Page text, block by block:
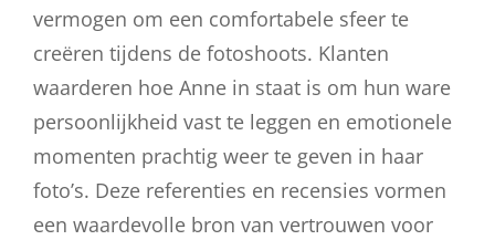
vermogen om een comfortabele sfeer te
creëren tijdens de fotoshoots. Klanten
waarderen hoe Anne in staat is om hun ware
persoonlijkheid vast te leggen en emotionele
momenten prachtig weer te geven in haar
foto’s. Deze referenties en recensies vormen
een waardevolle bron van vertrouwen voor